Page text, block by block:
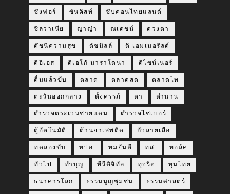
ซังฟอร์ ซันคิสท์ ซับคอนไทยแลนด์
ซีลวาเนีย ญาญ่า ณเดชน์ ดวงตา
ดัชนีความสุข ดัชมิลล์ ดิ เอมเมอรัลด์
ดีอีเอส ดีเอโก้ มาราโดน่า ดีไซน์เนอร์
ดื่มแล้วขับ ตลาด ตลาดสด ตลาดไท
ตะวันออกกลาง ตั้งครรภ์ ตา ตำนาน
ตำรวจตระเวนชายแดน ตำรวจไซเบอร์
ตู้อัตโนมัติ ต้านยาเสพติด ถั่วลายเสือ
ทดลองขับ ทปอ. ทมยันตี ทส. ทอล์ค
ทั่วไป ทำบุญ ทีวีดิจิทัล ทุจริต ทุนไทย
ธนาคารโลก ธรรมนูญชุมชน ธรรมศาสตร์